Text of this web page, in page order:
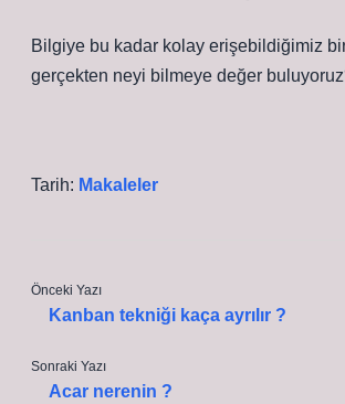
Bilgiye bu kadar kolay erişebildiğimiz
gerçekten neyi bilmeye değer
Tarih: Makaleler
Önceki Yazı
Kanban tekniği kaça ayrılır ?
Sonraki Yazı
Acar nerenin ?